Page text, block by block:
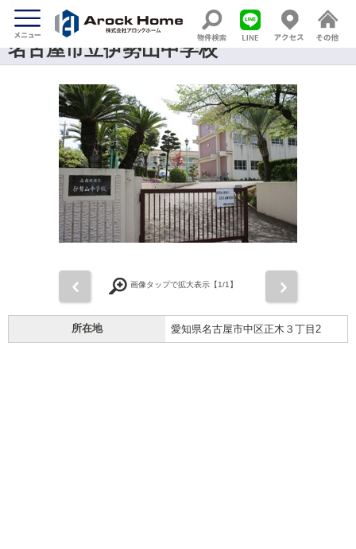
名古屋市立伊勢山中学校
画像タップで拡大表示【1/1】
所在地 愛知県名古屋市中区正木３丁目2